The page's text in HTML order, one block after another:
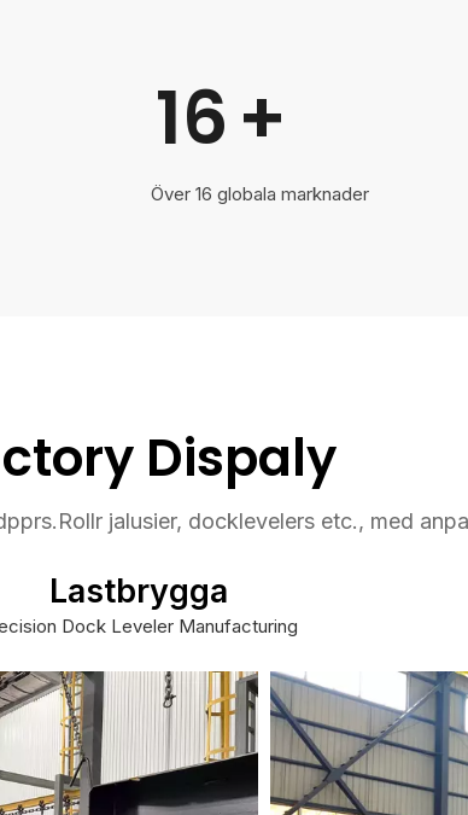
16+
Över 16 globala marknader
Dispaly
jalusier, docklevelers etc., med
Lastbrygga
Dock Leveler Manufacturing